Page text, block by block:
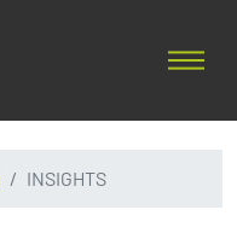
INSIGHTS